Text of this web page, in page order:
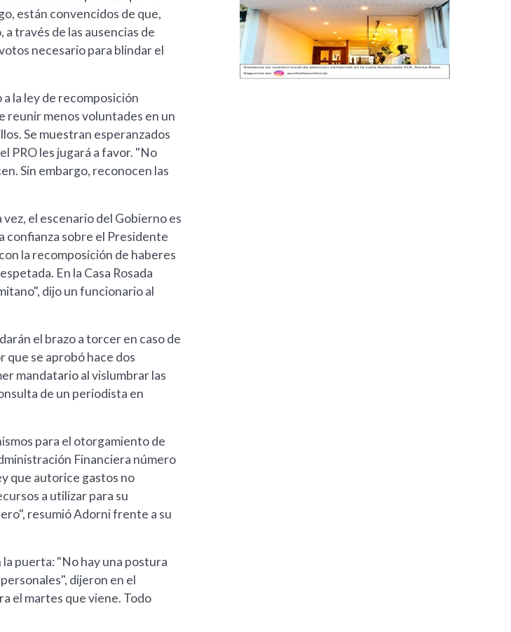
están convencidos de que,
través de las ausencias de
necesario para blindar el
la ley de recomposición
reunir menos voluntades en un
Se muestran esperanzados
PRO les jugará a favor. "No
Sin embargo, reconocen las
el escenario del Gobierno es
confianza sobre el Presidente
la recomposición de haberes
En la Casa Rosada
dijo un funcionario al
el brazo a torcer en caso de
que se aprobó hace dos
mandatario al vislumbrar las
de un periodista en
para el otorgamiento de
Financiera número
que autorice gastos no
a utilizar para su
resumió Adorni frente a su
la puerta: "No hay una postura
dijeron en el
el martes que viene. Todo